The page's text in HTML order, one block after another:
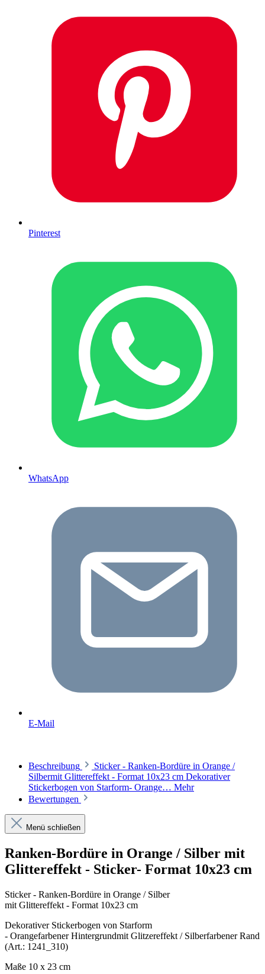
Pinterest
WhatsApp
E-Mail
Beschreibung
Sticker - Ranken-Bordüre in Orange /
Silbermit Glittereffekt - Format 10x23 cm Dekorativer
Stickerbogen von Starform- Orange… Mehr
Bewertungen
Menü schließen
Ranken-Bordüre in Orange / Silber mit
Glittereffekt - Sticker- Format 10x23 cm
Sticker - Ranken-Bordüre in Orange / Silber
mit Glittereffekt - Format 10x23 cm
Dekorativer Stickerbogen von Starform
- Orangefarbener Hintergrundmit Glitzereffekt / Silberfarbener Rand
(Art.: 1241_310)
Maße 10 x 23 cm